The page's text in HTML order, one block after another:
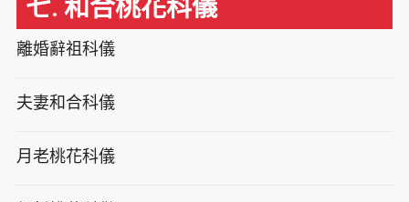
七. 和合桃花科儀
離婚辭祖科儀
夫妻和合科儀
月老桃花科儀